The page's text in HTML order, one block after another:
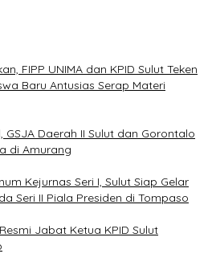
FIPP UNIMA dan KPID Sulut Teken
Baru Antusias Serap Materi
GSJA Daerah II Sulut dan Gorontalo
di Amurang
Kejurnas Seri I, Sulut Siap Gelar
Seri II Piala Presiden di Tompaso
Jabat Ketua KPID Sulut